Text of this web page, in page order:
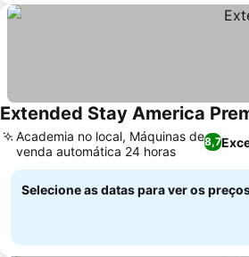
Extended Stay America
8,7
Academia no local, Máquinas de
venda automática 24 horas
Selecione as datas para ver os